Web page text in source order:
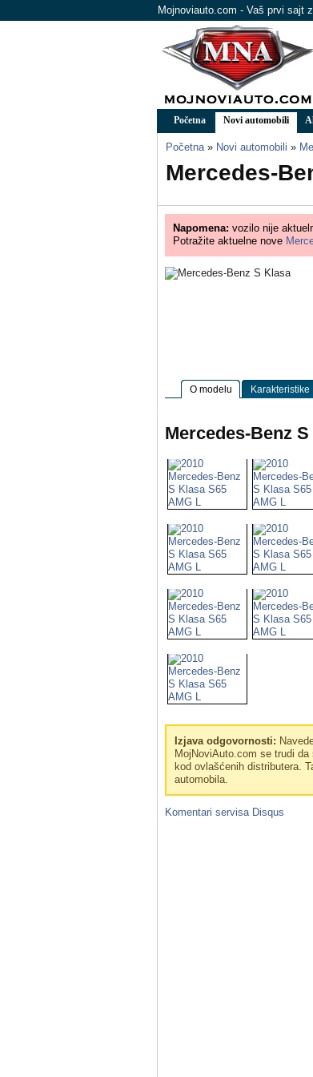
Mojnoviauto.com - Vaš prvi sajt
Početna Novi automobili
Početna » Novi automobili »
Mercedes-
Napomena: vozilo nije
Potražite aktuelne nove
O modelu Karakteristike
Mercedes-Benz
Izjava odgovornosti:
MojNoviAuto.com se trudi
kod ovlašćenih distributera.
automobila.
Komentari servisa Disqus